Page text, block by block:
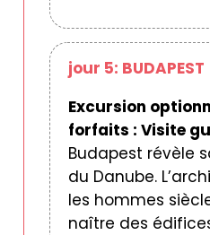
jour 5: BUDAPEST
Excursion
forfaits : Visite
Budapest révèle
du Danube.
les hommes
naître des